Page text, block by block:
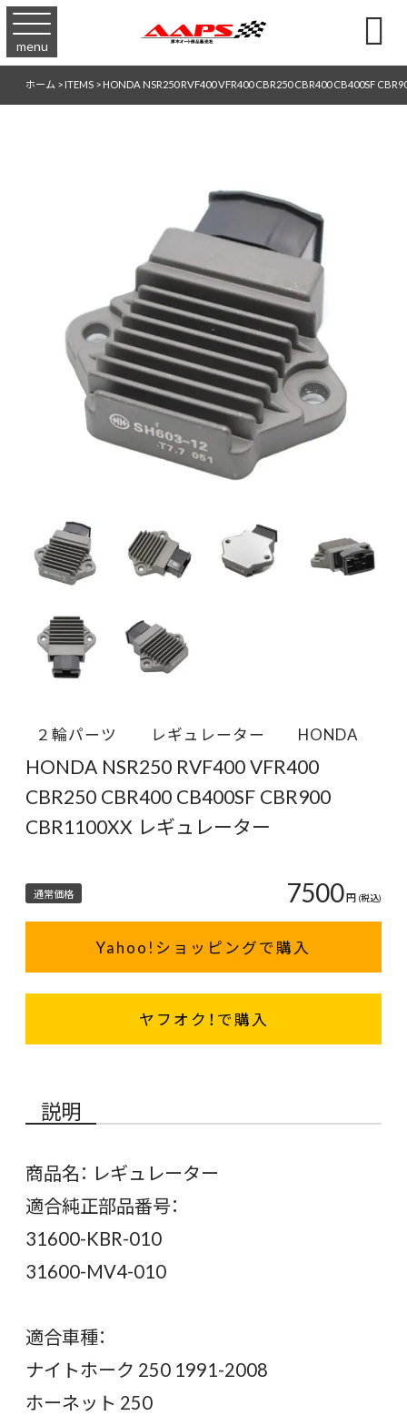
menu 
ホーム>ITEMS>HONDA NSR250 RVF400 VFR400 CBR250 CBR400 CB400SF
２輪パーツ レギュレーター HONDA
HONDA NSR250 RVF400 VFR400
CBR250 CBR400 CB400SF CBR900
CBR1100XX レギュレーター
通常価格 7500円 (税込)
Yahoo!ショッピングで購入
ヤフオク！で購入
説明
商品名： レギュレーター
適合純正部品番号：
31600-KBR-010
31600-MV4-010
適合車種：
ナイトホーク 250 1991-2008
ホーネット 250